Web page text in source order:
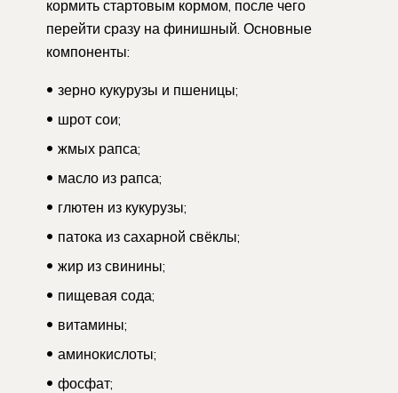
кормить стартовым кормом, после чего
перейти сразу на финишный. Основные
компоненты:
зерно кукурузы и пшеницы;
шрот сои;
жмых рапса;
масло из рапса;
глютен из кукурузы;
патока из сахарной свёклы;
жир из свинины;
пищевая сода;
витамины;
аминокислоты;
фосфат;